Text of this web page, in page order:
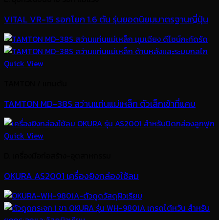
VITAL VR-15 รอกโยก 1.6 ตัน รุ่นยอดนิยมมาตรฐานญี่ปุ่น
Quick View
TAMTON MD-38S สว่านแท่นแม่เหล็ก ตัวเล็กเข้าที่แคบ
Quick View
OKURA AS2001 เครื่องยิงกล่องใช้ลม